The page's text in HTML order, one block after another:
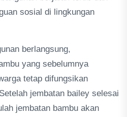
sosial di lingkungan
berlangsung,
yang sebelumnya
tetap difungsikan
jembatan bailey selesai
jembatan bambu akan